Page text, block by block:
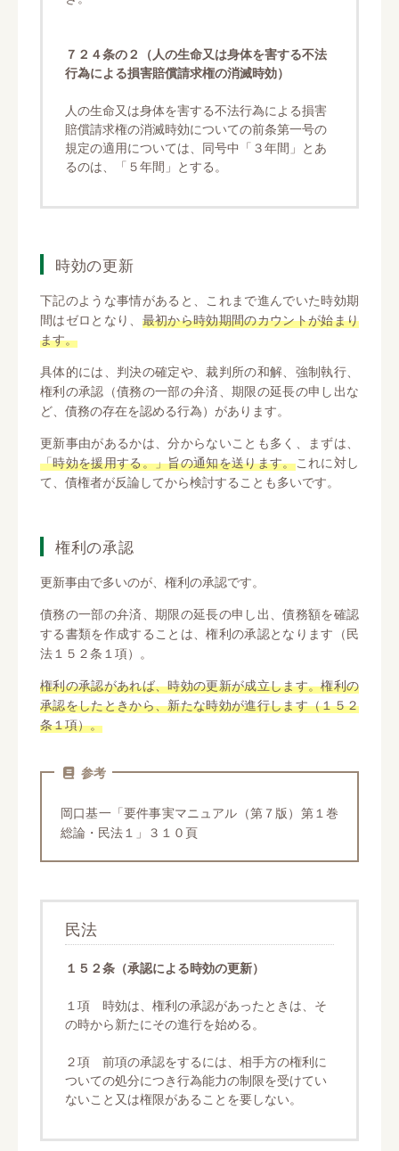
７２４条の２（人の生命又は身体を害する不法
行為による損害賠償請求権の消滅時効）
人の生命又は身体を害する不法行為による損害
賠償請求権の消滅時効についての前条第一号の
規定の適用については、同号中「３年間」とあ
るのは、「５年間」とする。
時効の更新
下記のような事情があると、これまで進んでいた時効期
間はゼロとなり、 最初から時効期間のカウントが始まり
ます。
具体的には、判決の確定や、裁判所の和解、強制執行、
権利の承認（債務の一部の弁済、期限の延長の申し出な
ど、債務の存在を認める行為）があります。
更新事由があるかは、分からないことも多く、まずは、
「時効を援用する。」旨の通知を送ります。これに対し
て、債権者が反論してから検討することも多いです。
権利の承認
更新事由で多いのが、権利の承認です。
債務の一部の弁済、期限の延長の申し出、債務額を確認
する書類を作成することは、権利の承認となります（民
法１５２条１項）。
権利の承認があれば、時効の更新が成立します。権利の
承認をしたときから、新たな時効が進行します（１５２
条１項）。
参考
岡口基一「要件事実マニュアル（第７版）第１巻
総論・民法１」３１０頁
民法
１５２条（承認による時効の更新）
１項 時効は、権利の承認があったときは、そ
の時から新たにその進行を始める。
２項 前項の承認をするには、相手方の権利に
ついての処分につき行為能力の制限を受けてい
ないこと又は権限があることを要しない。